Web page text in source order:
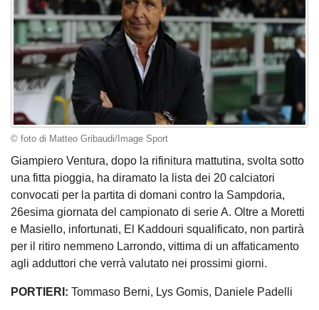
© foto di Matteo Gribaudi/Image Sport
Giampiero Ventura, dopo la rifinitura mattutina, svolta sotto
una fitta pioggia, ha diramato la lista dei 20 calciatori
convocati per la partita di domani contro la Sampdoria,
26esima giornata del campionato di serie A. Oltre a Moretti
e Masiello, infortunati, El Kaddouri squalificato, non partirà
per il ritiro nemmeno Larrondo, vittima di un affaticamento
agli adduttori che verrà valutato nei prossimi giorni.
PORTIERI: Tommaso Berni, Lys Gomis, Daniele Padelli